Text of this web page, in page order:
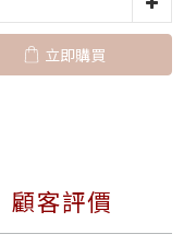
立即購買
顧客評價